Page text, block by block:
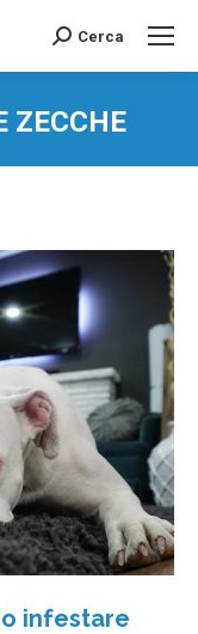
Search:
Cerca
ZECCHE
infestare